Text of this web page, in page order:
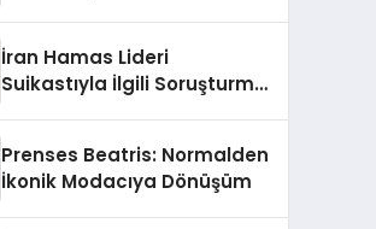
İran Hamas Lideri
Suikastıyla İlgili Soruşturma
Prenses Beatris: Normalden
İkonik Modacıya Dönüşüm